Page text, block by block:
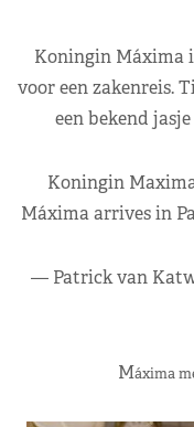
Koningin Máxima
voor een zakenreis.
een bekend
Koningin
Máxima arrives in
— Patrick van
Máxima